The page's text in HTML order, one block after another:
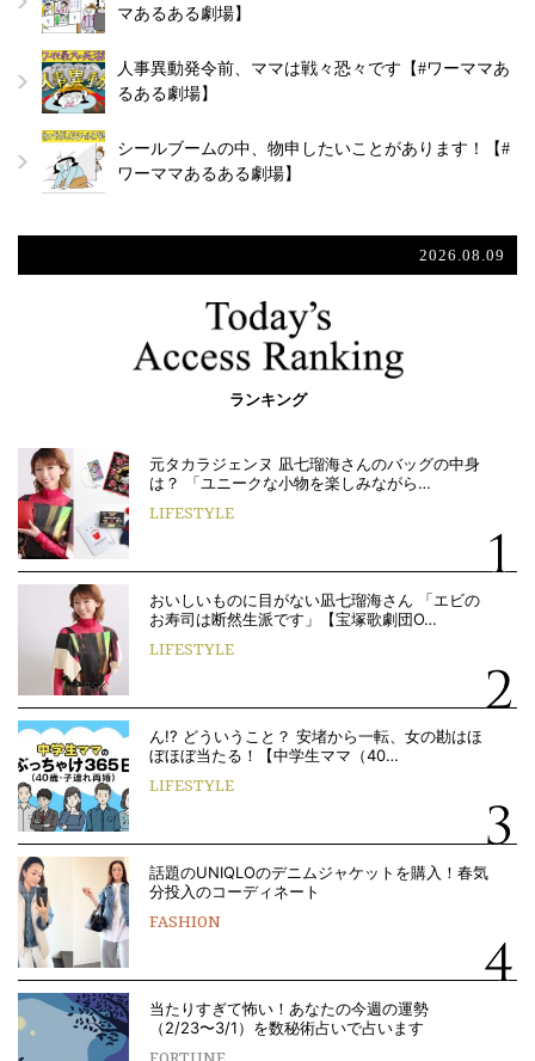
マあるある劇場】
人事異動発令前、ママは戦々恐々です【#ワーママあ
るある劇場】
シールブームの中、物申したいことがあります！【#
ワーママあるある劇場】
2026.08.09
ランキング
元タカラジェンヌ 凪七瑠海さんのバッグの中身
は？ 「ユニークな小物を楽しみながら…
LIFESTYLE
おいしいものに目がない凪七瑠海さん 「エビの
お寿司は断然生派です」【宝塚歌劇団O…
LIFESTYLE
ん!? どういうこと？ 安堵から一転、女の勘はほ
ぼほぼ当たる！【中学生ママ（40…
LIFESTYLE
話題のUNIQLOのデニムジャケットを購入！春気
分投入のコーディネート
FASHION
当たりすぎて怖い！あなたの今週の運勢
（2/23〜3/1）を数秘術占いで占います